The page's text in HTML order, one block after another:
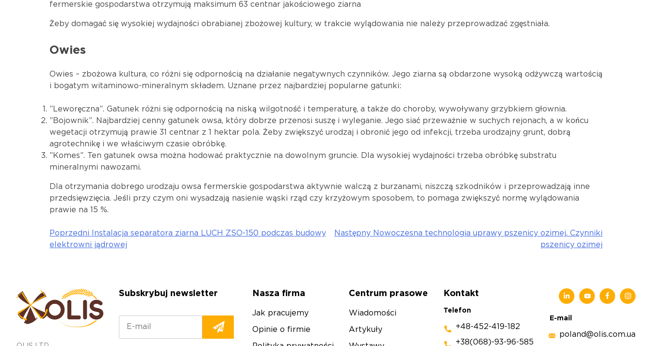
fermerskie gospodarstwa otrzymują maksimum 63 centnar jakościowego ziarna
Żeby domagać się wysokiej wydajności obrabianej zbożowej kultury, w trakcie wylądowania nie należy przeprowadzać zgęstniała.
Owies
Owies – zbożowa kultura, co różni się odpornością na działanie negatywnych czynników. Jego ziarna są obdarzone wysoką odżywczą wartością
i bogatym witaminowo-mineralnym składem. Uznane przez najbardziej popularne gatunki:
”Leworęczna”. Gatunek różni się odpornością na niską wilgotność i temperaturę, a także do choroby, wywoływany grzybkiem głownia.
”Bojownik”. Najbardziej cenny gatunek owsa, który dobrze przenosi suszę i wyleganie. Jego siać przeważnie w suchych rejonach, a w końcu
wegetacji otrzymują prawie 31 centnar z 1 hektar pola. Żeby zwiększyć urodzaj i obronić jego od infekcji, trzeba urodzajny grunt, dobrą
agrotechnikę i we właściwym czasie obróbkę.
”Komes”. Ten gatunek owsa można hodować praktycznie na dowolnym gruncie. Dla wysokiej wydajności trzeba obróbkę substratu
mineralnymi nawozami.
Dla otrzymania dobrego urodzaju owsa fermerskie gospodarstwa aktywnie walczą z burzanami, niszczą szkodników i przeprowadzają inne
przedsięwzięcia. Jeśli przy czym oni wysadzają nasienie wąski rząd czy krzyżowym sposobem, to pomaga zwiększyć normę wylądowania
prawie na 15 %.
Nawigacja
Poprzedni
Instalacja separatora ziarna LUCH ZSO-150 podczas budowy
elektrowni jądrowej
Następny Nowoczesna technologia uprawy pszenicy ozimej. Czynniki
pszenicy ozimej
Subskrybuj newsletter Nasza firma
Jak pracujemy
Opinie o firmie
Centrum prasowe
Wiadomości
Artykuły
Kontakt
Telefon
+48-452-419-182
+38(068)-93-96-585
E-mail
poland@olis.com.ua